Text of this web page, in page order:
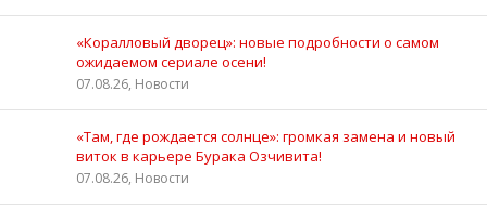
«Коралловый дворец»: новые подробности о самом
ожидаемом сериале осени!
07.08.26, Новости
«Там, где рождается солнце»: громкая замена и новый
виток в карьере Бурака Озчивита!
07.08.26, Новости